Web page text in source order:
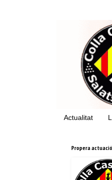
Actualitat
Propera actuació